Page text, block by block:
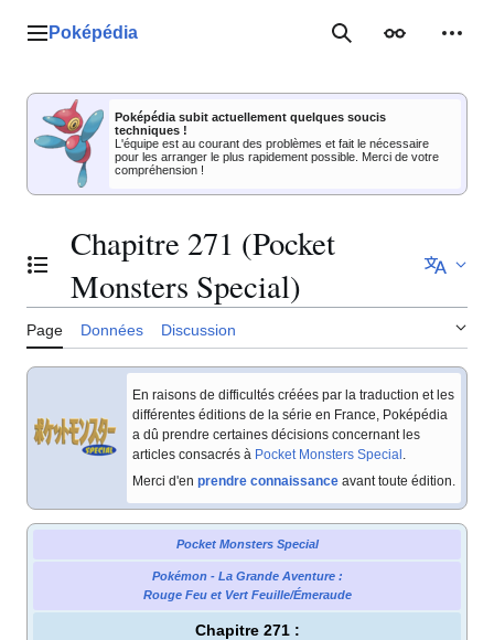
Menu principal
Poképédia RechercherApparence
Poképédia subit actuellement quelques soucis
techniques !
L'équipe est au courant des problèmes et fait le nécessaire
pour les arranger le plus rapidement possible. Merci de votre
compréhension !
Basculer la table des matières
Chapitre 271 (Pocket
Monsters Special)
Page Données Discussion
En raisons de difficultés créées par la traduction et les
différentes éditions de la série en France, Poképédia
a dû prendre certaines décisions concernant les
articles consacrés à Pocket Monsters Special.
Merci d'en prendre connaissance avant toute édition.
Pocket Monsters Special
Pokémon - La Grande Aventure :
Rouge Feu et Vert Feuille/Émeraude
Chapitre 271 :